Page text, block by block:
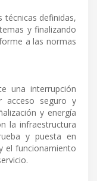
definidas,
y finalizando
a las normas
una interrupción
acceso seguro y
y energía
la infraestructura
y puesta en
el funcionamiento